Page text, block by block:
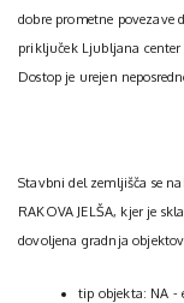
dobre prometne povezave
priključek Ljubljana
Dostop je urejen
Stavbni del zemljišča se
RAKOVA JELŠA, kjer je
dovoljena gradnja
tip objekta: NA -